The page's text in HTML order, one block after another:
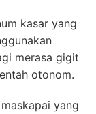
kasar yang
merasa gigit
otonom.
yang